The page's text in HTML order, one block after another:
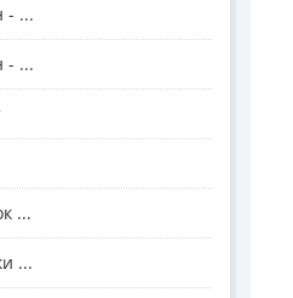
- ...
- ...
...
...